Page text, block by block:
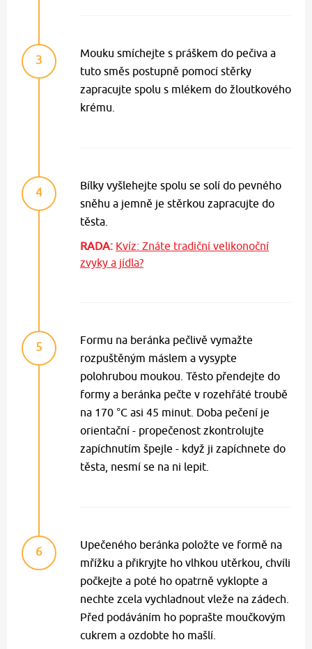
3
Mouku smíchejte s práškem do pečiva a
tuto směs postupně pomocí stěrky
zapracujte spolu s mlékem do žloutkového
krému.
4
Bílky vyšlehejte spolu se solí do pevného
sněhu a jemně je stěrkou zapracujte do
těsta.
RADA: Kvíz: Znáte tradiční velikonoční
zvyky a jídla?
5
Formu na beránka pečlivě vymažte
rozpuštěným máslem a vysypte
polohrubou moukou. Těsto přendejte do
formy a beránka pečte v rozehřáté troubě
na 170 °C asi 45 minut. Doba pečení je
orientační - propečenost zkontrolujte
zapíchnutím špejle - když ji zapíchnete do
těsta, nesmí se na ni lepit.
6
Upečeného beránka položte ve formě na
mřížku a přikryjte ho vlhkou utěrkou, chvíli
počkejte a poté ho opatrně vyklopte a
nechte zcela vychladnout vleže na zádech.
Před podáváním ho poprašte moučkovým
cukrem a ozdobte ho mašlí.